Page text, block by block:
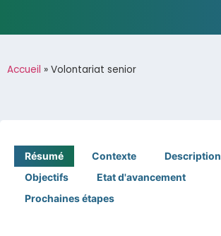
Accueil » Volontariat senior
Résumé Contexte
Description
Objectifs
Etat d'avancement
Prochaines étapes